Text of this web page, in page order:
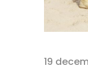
19